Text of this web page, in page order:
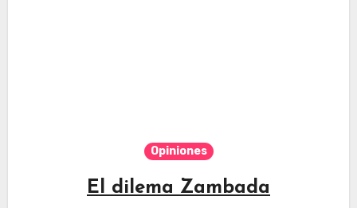
Opiniones
El dilema Zambada